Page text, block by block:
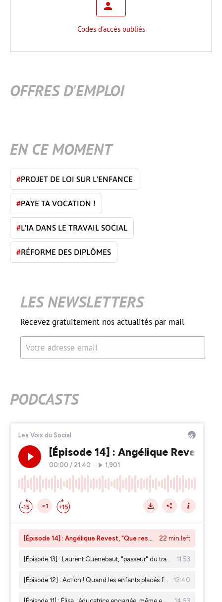
Codes d'accès oubliés
OFFRES D'EMPLOI
EN CE MOMENT
#PROJET DE LOI SUR L'ENFANCE
#PAYE TA VOCATION !
#L'IA DANS LE TRAVAIL SOCIAL
#RÉFORME DES DIPLÔMES
LES NEWSLETTERS
Recevez gratuitement nos actualités par mail
Votre adresse email
PODCASTS